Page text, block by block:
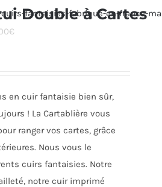
Double à Cartes
€
en cuir fantaisie bien sûr,
! La Cartablière vous
ranger vos cartes, grâce
Nous vous le
cuirs fantaisies. Notre
notre cuir imprimé